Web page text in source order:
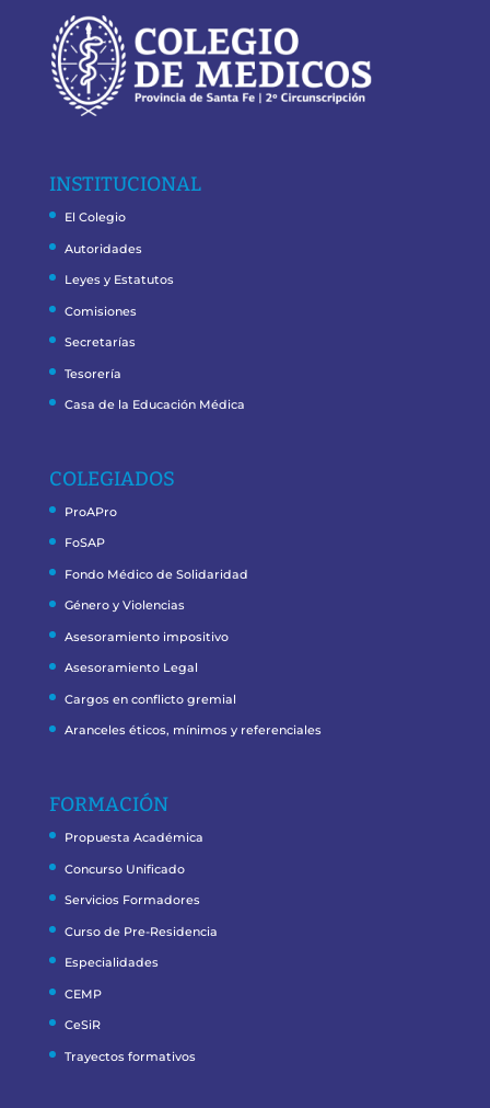
INSTITUCIONAL
El Colegio
Autoridades
Leyes y Estatutos
Comisiones
Secretarías
Tesorería
Casa de la Educación Médica
COLEGIADOS
ProAPro
FoSAP
Fondo Médico de Solidaridad
Género y Violencias
Asesoramiento impositivo
Asesoramiento Legal
Cargos en conflicto gremial
Aranceles éticos, mínimos y referenciales
FORMACIÓN
Propuesta Académica
Concurso Unificado
Servicios Formadores
Curso de Pre-Residencia
Especialidades
CEMP
CeSiR
Trayectos formativos